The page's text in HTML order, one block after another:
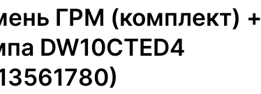
ГРМ (комплект) +
DW10CTED4